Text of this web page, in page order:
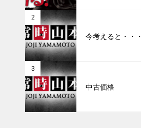
2
今考えると・・・
3
中古価格